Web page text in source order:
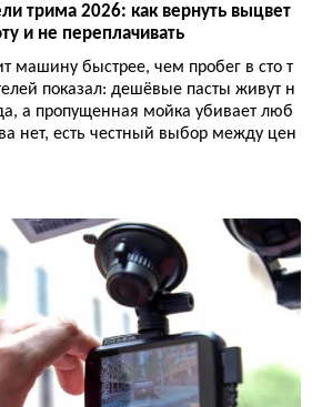
трима 2026: как вернуть выцвет
и не переплачивать
машину быстрее, чем пробег в сто т
показал: дешёвые пасты живут н
а пропущенная мойка убивает люб
нет, есть честный выбор между цен